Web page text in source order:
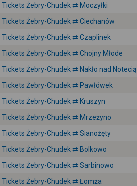
Tickets Żebry-Chudek ⇄ Moczyłki
Tickets Żebry-Chudek ⇄ Ciechanów
Tickets Żebry-Chudek ⇄ Czaplinek
Tickets Żebry-Chudek ⇄ Chojny Młode
Tickets Żebry-Chudek ⇄ Nakło nad Notecią
Tickets Żebry-Chudek ⇄ Pawłówek
Tickets Żebry-Chudek ⇄ Kruszyn
Tickets Żebry-Chudek ⇄ Mrzeżyno
Tickets Żebry-Chudek ⇄ Sianożęty
Tickets Żebry-Chudek ⇄ Bolkowo
Tickets Żebry-Chudek ⇄ Sarbinowo
Tickets Żebry-Chudek ⇄ Łomża